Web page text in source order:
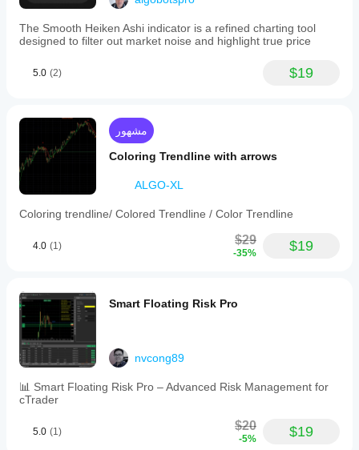
The Smooth Heiken Ashi indicator is a refined charting tool
designed to filter out market noise and highlight true price
5.0 (2) $19
مشهور
Coloring Trendline with arrows
ALGO-XL
Coloring trendline/ Colored Trendline / Color Trendline
4.0 (1) $29
-35% $19
Smart Floating Risk Pro
nvcong89
📊 Smart Floating Risk Pro – Advanced Risk Management for
cTrader
5.0 (1) $20
-5% $19